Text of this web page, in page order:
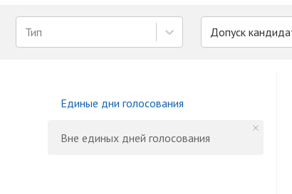
Тип Допуск
Единые дни голосования
Вне единых дней голосования